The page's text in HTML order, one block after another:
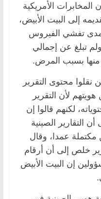
الأمريكية
إلى البيت الأبيض،
تفشي الفيروس
تبلغ عن إجمالي
منها بسبب المرض.
محتوى التقرير
لأن التقرير
لكنهم قالوا إن
أن التقارير الصينية
مكتملة عمدا، وقال
خلص إلى أن أرقام
إن البيت الأبيض